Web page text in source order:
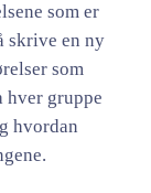
som er
skrive en ny
som
hver gruppe
hvordan